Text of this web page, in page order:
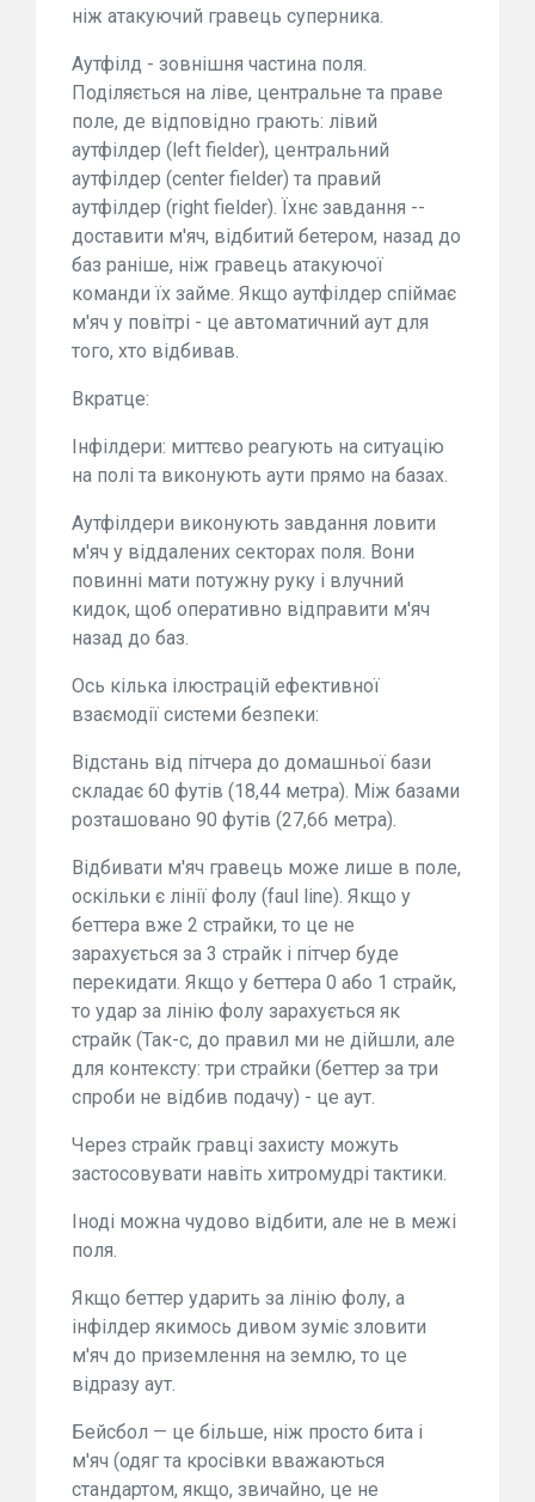
ніж атакуючий гравець суперника.
Аутфілд - зовнішня частина поля.
Поділяється на ліве, центральне та праве
поле, де відповідно грають: лівий
аутфілдер (left fielder), центральний
аутфілдер (center fielder) та правий
аутфілдер (right fielder). Їхнє завдання --
доставити м'яч, відбитий бетером, назад до
баз раніше, ніж гравець атакуючої
команди їх займе. Якщо аутфілдер спіймає
м'яч у повітрі - це автоматичний аут для
того, хто відбивав.
Вкратце:
Інфілдери: миттєво реагують на ситуацію
на полі та виконують аути прямо на базах.
Аутфілдери виконують завдання ловити
м'яч у віддалених секторах поля. Вони
повинні мати потужну руку і влучний
кидок, щоб оперативно відправити м'яч
назад до баз.
Ось кілька ілюстрацій ефективної
взаємодії системи безпеки:
Відстань від пітчера до домашньої бази
складає 60 футів (18,44 метра). Між базами
розташовано 90 футів (27,66 метра).
Відбивати м'яч гравець може лише в поле,
оскільки є лінії фолу (faul line). Якщо у
беттера вже 2 страйки, то це не
зарахується за 3 страйк і пітчер буде
перекидати. Якщо у беттера 0 або 1 страйк,
то удар за лінію фолу зарахується як
страйк (Так-с, до правил ми не дійшли, але
для контексту: три страйки (беттер за три
спроби не відбив подачу) - це аут.
Через страйк гравці захисту можуть
застосовувати навіть хитромудрі тактики.
Іноді можна чудово відбити, але не в межі
поля.
Якщо беттер ударить за лінію фолу, а
інфілдер якимось дивом зуміє зловити
м'яч до приземлення на землю, то це
відразу аут.
Бейсбол — це більше, ніж просто бита і
м'яч (одяг та кросівки вважаються
стандартом, якщо, звичайно, це не